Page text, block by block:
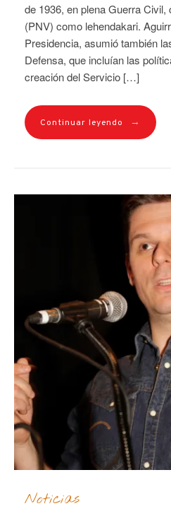
de 1936, en plena Guerra
(PNV) como lehendakari.
Presidencia, asumió también
Defensa, que incluían las
creación del Servicio […]
Continuar leyendo →
Noticias